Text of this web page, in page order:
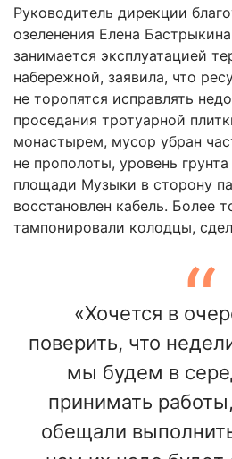
Руководитель дирекции
озеленения Елена
занимается эксплуатацией
набережной, заявила, что
не торопятся исправлять
проседания тротуарной
монастырем, мусор убран
не прополоты, уровень
площади Музыки в сторону
восстановлен кабель. Более
тампонировали колодцы,
«Хочется в
поверить, что
мы будем в
принимать
обещали